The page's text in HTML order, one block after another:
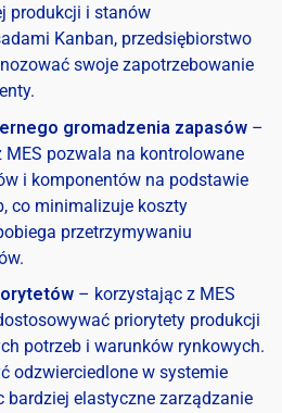
produkcji i stanów
Kanban, przedsiębiorstwo
swoje zapotrzebowanie
gromadzenia zapasów –
pozwala na kontrolowane
i komponentów na podstawie
co minimalizuje koszty
przetrzymywaniu
– korzystając z MES
priorytety produkcji
potrzeb i warunków rynkowych.
odzwierciedlone w systemie
bardziej elastyczne zarządzanie